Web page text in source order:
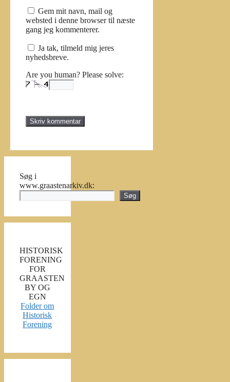
Gem mit navn, mail og
websted i denne browser til næste
gang jeg kommenterer.
Ja tak, tilmeld mig jeres
nyhedsbreve.
Are you human? Please solve:
Søg i
www.graastenarkiv.dk:
Søg
HISTORISK
FORENING
FOR
GRAASTEN
BY OG
EGN
Folder om
Historisk
Forening